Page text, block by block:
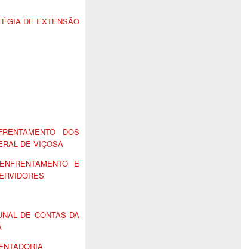
DE EXTENSÃO
DOS
DE VIÇOSA
E
DE CONTAS DA